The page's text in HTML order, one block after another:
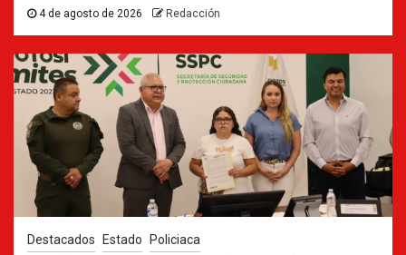
4 de agosto de 2026 Redacción
Destacados Estado Policiaca